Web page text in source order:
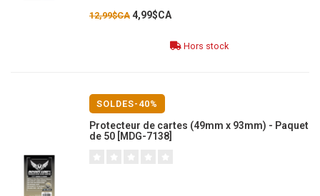
12,99$CA 4,99$CA
Hors stock
SOLDES-40%
Protecteur de cartes (49mm x 93mm) - Paquet
de 50 [MDG-7138]